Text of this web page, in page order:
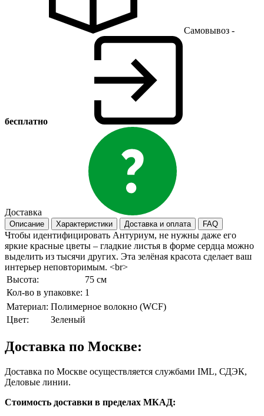
Самовывоз -
бесплатно
Доставка
Описание Характеристики Доставка и оплата FAQ
Чтобы идентифицировать Антуриум, не нужны даже его
яркие красные цветы – гладкие листья в форме сердца можно
выделить из тысячи других. Эта зелёная красота сделает ваш
интерьер неповторимым. <br>
Высота:
75 см
Кол-во в упаковке: 1
Материал: Полимерное волокно (WCF)
Цвет:
Зеленый
Доставка по Москве:
Доставка по Москве осуществляется службами IML, СДЭК,
Деловые линии.
Стоимость доставки в пределах МКАД: